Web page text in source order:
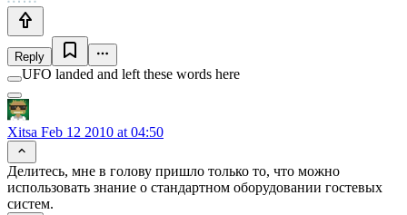
Reply
UFO landed and left these words here
Xitsa Feb 12 2010 at 04:50
Делитесь, мне в голову пришло только то, что можно
использовать знание о стандартном оборудовании гостевых
систем.